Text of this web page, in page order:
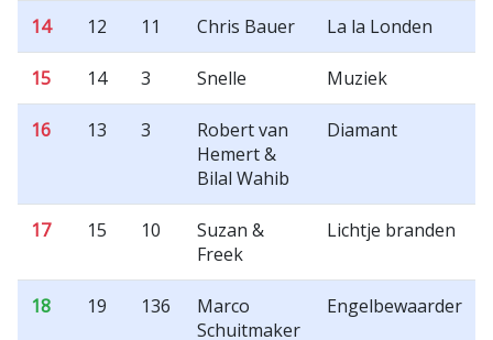
14 12 11 Chris Bauer La la Londen
15 14 3 Snelle Muziek
16 13 3
Robert van
Hemert &
Bilal Wahib
Diamant
17 15 10
Suzan &
Freek
Lichtje branden
18 19 136
Marco
Schuitmaker
Engelbewaarder